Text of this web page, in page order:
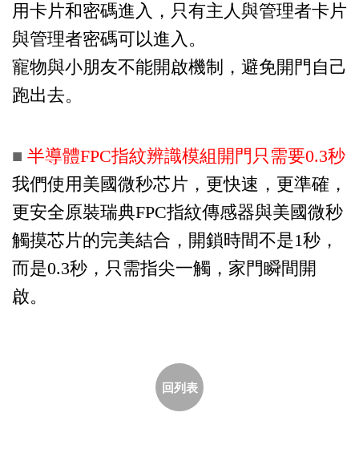
用卡片和密碼進入，只有主人與管理者卡片
與管理者密碼可以進入。
寵物與小朋友不能開啟機制，避免開門自己
跑出去。​
■ 半導體FPC指紋辨識模組開門只需要0.3秒
我們使用美國微秒芯片，更快速，更準確，
更安全原裝瑞典FPC指紋傳感器與美國微秒
觸摸芯片的完美結合，開鎖時間不是1秒，
而是0.3秒，只需指尖一觸，家門瞬間開
啟。
回列表